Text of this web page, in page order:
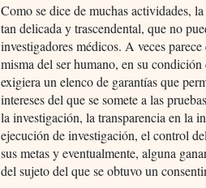
Como se dice de muchas actividades,
tan delicada y trascendental, que no
investigadores médicos. A veces
misma del ser humano, en su
exigiera un elenco de garantías que
intereses del que se somete a las
la investigación, la transparencia en la
ejecución de investigación, el control
sus metas y eventualmente, alguna
del sujeto del que se obtuvo un